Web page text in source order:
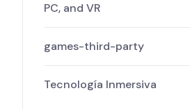
PC, and VR
games-third-party
Tecnología Inmersiva